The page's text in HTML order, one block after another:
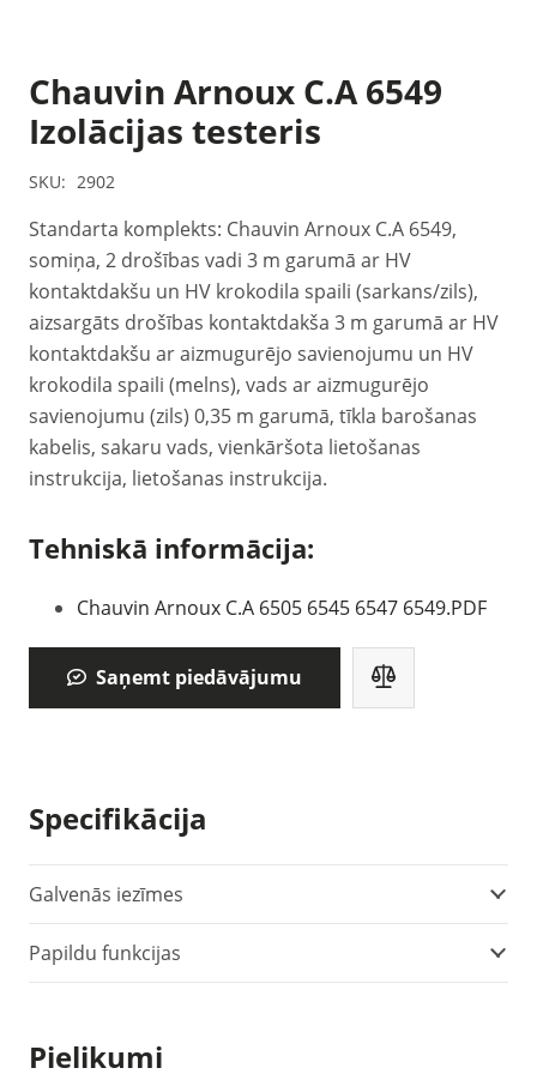
Chauvin Arnoux C.A 6549
Izolācijas testeris
SKU: 2902
Standarta komplekts: Chauvin Arnoux C.A 6549,
somiņa, 2 drošības vadi 3 m garumā ar HV
kontaktdakšu un HV krokodila spaili (sarkans/zils),
aizsargāts drošības kontaktdakša 3 m garumā ar HV
kontaktdakšu ar aizmugurējo savienojumu un HV
krokodila spaili (melns), vads ar aizmugurējo
savienojumu (zils) 0,35 m garumā, tīkla barošanas
kabelis, sakaru vads, vienkāršota lietošanas
instrukcija, lietošanas instrukcija.
Tehniskā informācija:
Chauvin Arnoux C.A 6505 6545 6547 6549.PDF
Saņemt piedāvājumu
Specifikācija
Galvenās iezīmes
Papildu funkcijas
Pielikumi